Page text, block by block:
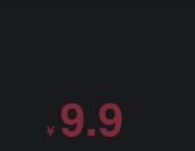
￥ 9.9